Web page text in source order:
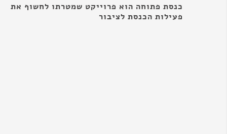
כנסת פתוחה הוא פרוייקט שמטרתו לחשוף את
פעילות הכנסת לציבור